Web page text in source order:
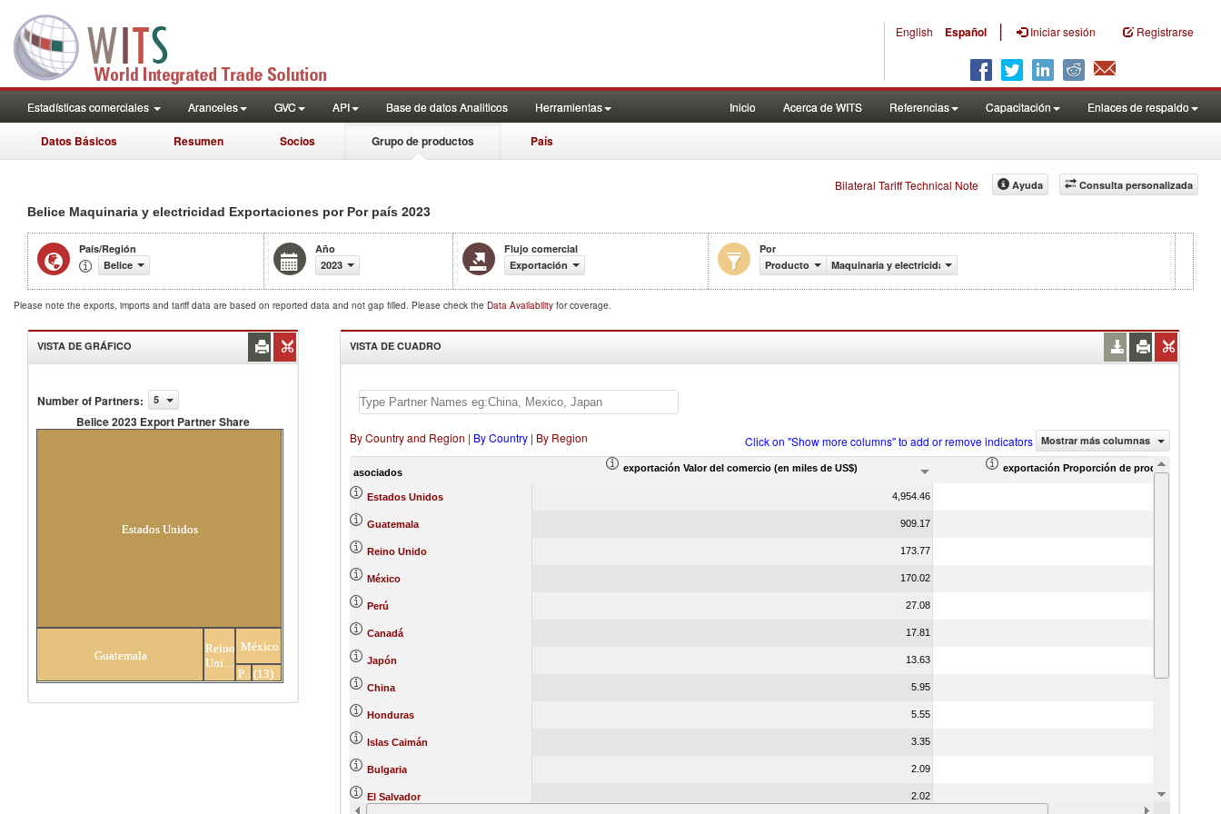
English Español | Iniciar sesión Registrarse
Estadísticas comerciales Aranceles GVC API Base de datos Analiticos Herramientas Inicio Acerca de WITS Referencias Capacitación Enlaces de respaldo
Datos Básicos Resumen Socios Grupo de productos País
Bilateral Tariff Technical Note Consulta personalizada
Ayuda
Belice Maquinaria y electricidad Exportaciones por Por país 2023
País/Región
Belice
Año
2023
Flujo comercial
Exportación
Por
Producto
Maquinaria y electricidad
Please note the exports, imports and tariff data are based on reported data and not gap filled. Please check the Data Availability for coverage.
VISTA DE GRÁFICO
Number of Partners: 5
Belice 2023 Export Partner Share
Estados Unidos
Guatemala
Reino México
Perú(13)
asociados
VISTA DE CUADRO
By Country and Region | By Country| By Region Click on "Show more columns" to add or remove indicators Mostrar más columnas
asociados exportación Valor del comercio (en miles de US$) exportación Proporción de productos (%)
Estados Unidos 4,954.46
Guatemala 909.17
Reino Unido 173.77
México 170.02
Perú 27.08
Canadá 17.81
Japón 13.63
China 5.95
Honduras 5.55
Islas Caimán 3.35
Bulgaria 2.09
El Salvador 2.02